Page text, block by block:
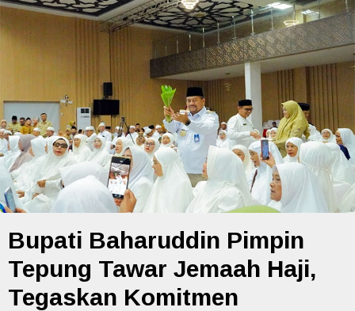
Bupati Baharuddin Pimpin
Tepung Tawar Jemaah Haji,
Tegaskan Komitmen